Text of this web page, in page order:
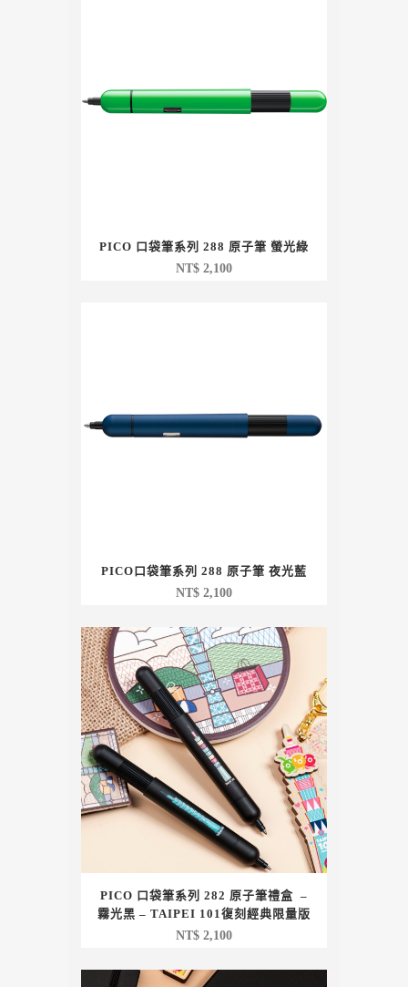
PICO 口袋筆系列 288 原子筆 螢光綠
NT$ 2,100
PICO口袋筆系列 288 原子筆 夜光藍
NT$ 2,100
PICO 口袋筆系列 282 原子筆禮盒 –
霧光黑 – TAIPEI 101復刻經典限量版
NT$ 2,100